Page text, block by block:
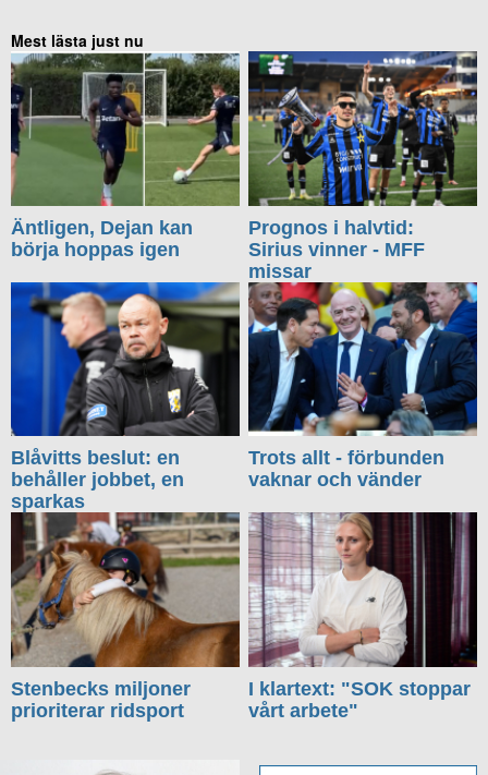
Mest lästa just nu
Äntligen, Dejan kan
börja hoppas igen
Prognos i halvtid:
Sirius vinner - MFF
missar
Blåvitts beslut: en
behåller jobbet, en
sparkas
Trots allt - förbunden
vaknar och vänder
Stenbecks miljoner
prioriterar ridsport
I klartext: "SOK stoppar
vårt arbete"